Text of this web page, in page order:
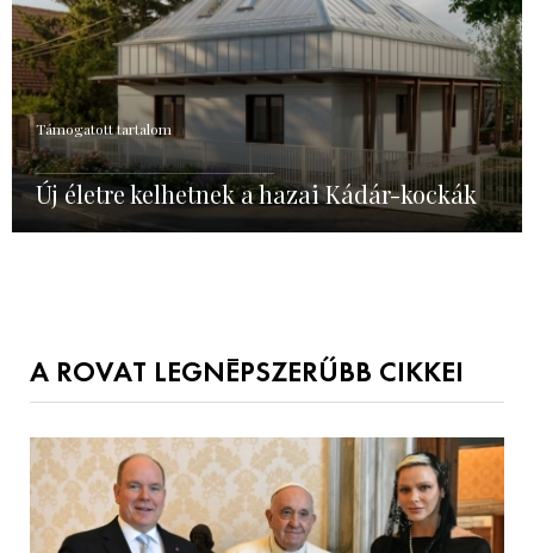
Támogatott tartalom
Új életre kelhetnek a hazai Kádár-kockák
A ROVAT LEGNÉPSZERŰBB CIKKEI